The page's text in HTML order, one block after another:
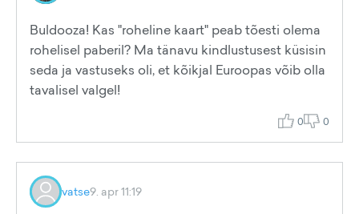
Buldooza! Kas "roheline kaart" peab tõesti olema
rohelisel paberil? Ma tänavu kindlustusest küsisin
seda ja vastuseks oli, et kõikjal Euroopas võib olla
tavalisel valgel!
0 0
vatse9. apr 11:19